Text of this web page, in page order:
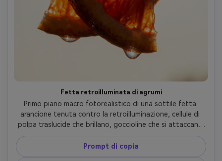
Fetta retroilluminata di agrumi
Primo piano macro fotorealistico di una sottile fetta
arancione tenuta contro la retroilluminazione, cellule di
polpa traslucide che brillano, goccioline che si attaccano
alla corteccia, brillante bagliore solare, sfondo bianco
minimale, scattato su Panasonic S1R, macro 100mm, f/4,
dettagli nitidi, colore vivace, bevanda premium-AD macro
Prompt di copia